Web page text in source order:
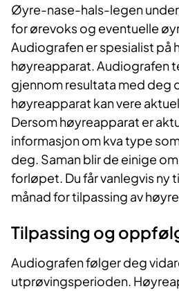
Øyre-nase-hals-legen
for ørevoks og eventuelle
Audiografen er spesialist på
høyreapparat. Audiografen
gjennom resultata med deg
høyreapparat kan vere
Dersom høyreapparat er
informasjon om kva type
deg. Saman blir de einige
forløpet. Du får vanlegvis ny
månad for tilpassing av
Tilpassing og
Audiografen følger deg
utprøvingsperioden.